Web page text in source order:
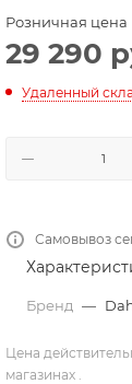
Розничная цена
29 290
Удаленный
Самовывоз
Бренд —
Цена
магазинах .